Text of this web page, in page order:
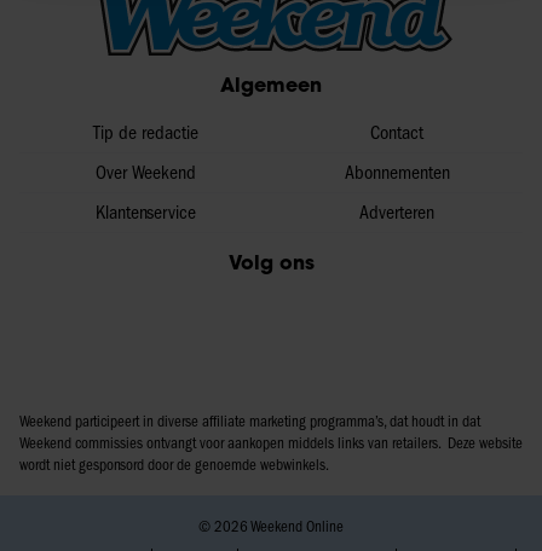
informatie over uw gebruik van onze site met onze
partners voor social media, adverteren en analyse. Deze
partners kunnen deze gegevens combineren met andere
verzameld op basis van uw gebruik van hun services. U
gaat akkoord met onze cookies als u onze website blijft
Algemeen
Tip de redactie
Over Weekend
Klantenservice
Contact
Abonnementen
Adverteren
Volg ons
Weekend participeert in diverse affiliate marketing programma’s, dat houdt in dat
Weekend commissies ontvangt voor aankopen middels links van retailers. Deze website
wordt niet gesponsord door de genoemde webwinkels.
© 2026 Weekend Online